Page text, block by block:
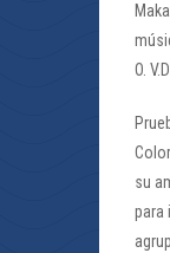
O.
su
para